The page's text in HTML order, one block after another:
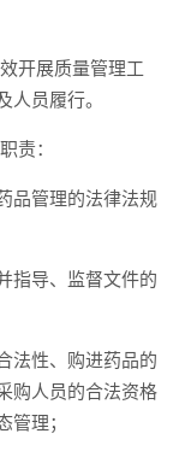
开展质量管理工
员履行。
责：
管理的法律法规
导、监督文件的
性、购进药品的
购人员的合法资格
理；